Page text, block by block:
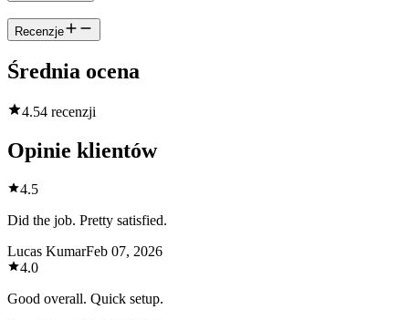
Recenzje
Średnia ocena
4.54 recenzji
Opinie klientów
4.5
Did the job. Pretty satisfied.
Lucas KumarFeb 07, 2026
4.0
Good overall. Quick setup.